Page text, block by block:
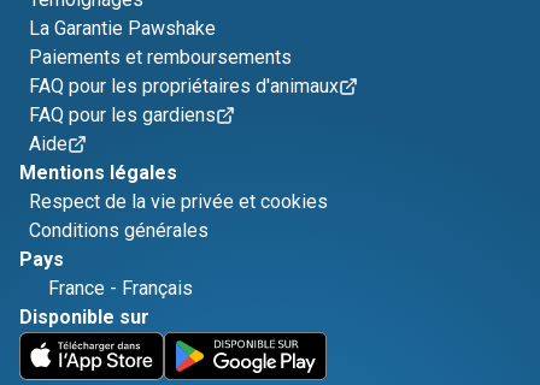
La Garantie Pawshake
Paiements et remboursements
FAQ pour les propriétaires d'animaux
FAQ pour les gardiens
Aide
Mentions légales
Respect de la vie privée et cookies
Conditions générales
Pays
France - Français
Disponible sur